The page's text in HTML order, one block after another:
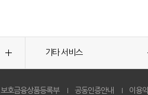
기타 서비스
보호금융상품등록부 공동인증안내 이용